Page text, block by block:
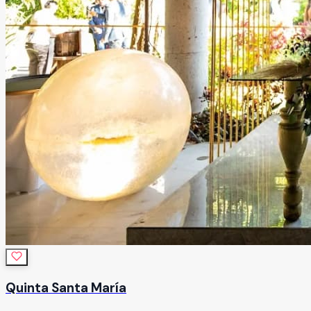
Quinta Santa María